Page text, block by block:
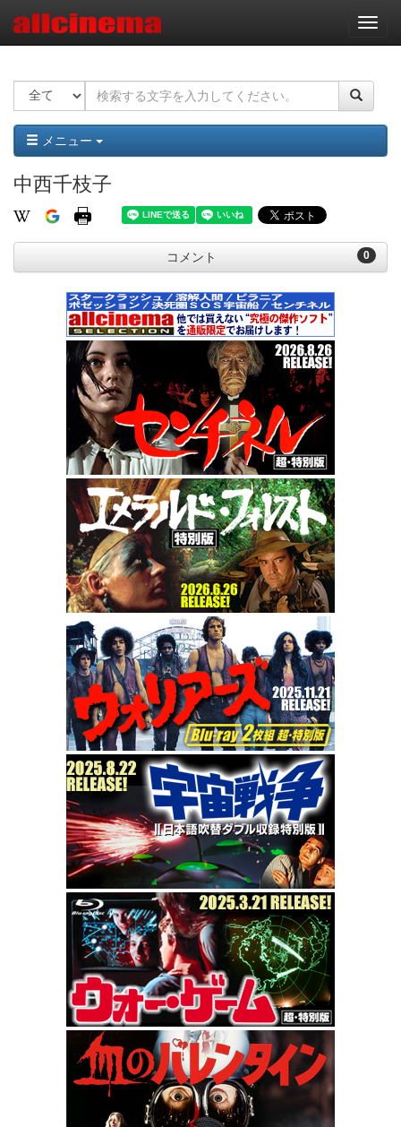
ナ
ビ
ー
ョ
ン
メニュー
中西千枝子
0
コメント